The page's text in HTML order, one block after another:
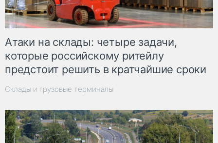
Атаки на склады: четыре задачи,
которые российскому ритейлу
предстоит решить в кратчайшие сроки
Склады и грузовые терминалы